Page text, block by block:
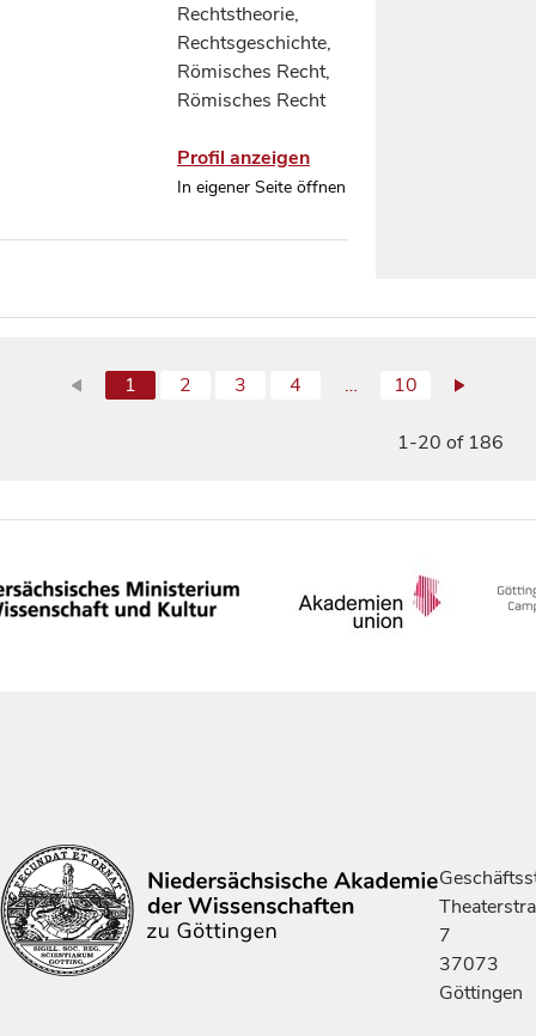
Rechtstheorie,
Rechtsgeschichte,
Römisches Recht,
Römisches Recht
Profil anzeigen
In eigener Seite öffnen
1 2 3 4 … 10
1-20 of 186
7
37073
Göttingen